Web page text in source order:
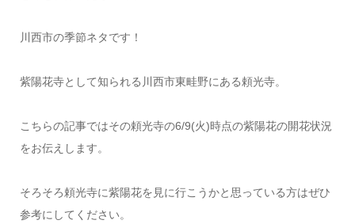
川西市の季節ネタです！
紫陽花寺として知られる川西市東畦野にある頼光寺。
こちらの記事ではその頼光寺の6/9(火)時点の紫陽花の開花状況
をお伝えします。
そろそろ頼光寺に紫陽花を見に行こうかと思っている方はぜひ
参考にしてください。